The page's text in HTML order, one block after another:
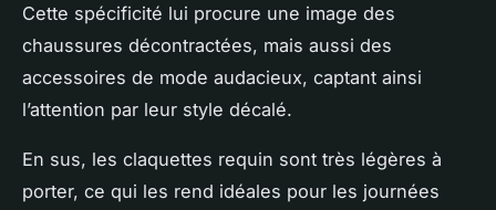
Cette spécificité lui procure une image des
chaussures décontractées, mais aussi des
accessoires de mode audacieux, captant ainsi
l’attention par leur style décalé.
En sus, les claquettes requin sont très légères à
porter, ce qui les rend idéales pour les journées